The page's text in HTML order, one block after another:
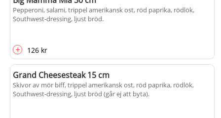
Pepperoni, salami, trippel amerikansk ost, röd paprika, rödlök,
Southwest-dressing, ljust bröd.
+ 126 kr
Grand Cheesesteak 15 cm
Skivor av mör biff, trippel amerikansk ost, röd paprika, rödlök,
Southwest-dressing, ljust bröd (går ej att byta).